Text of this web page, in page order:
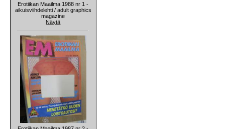
Erotiikan Maailma 1988 nr 1 -
aikuisviihdelehti / adult graphics
magazine
Näytä